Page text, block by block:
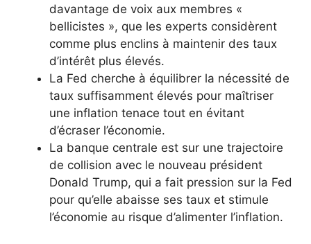
davantage de voix aux membres «
bellicistes », que les experts considèrent
comme plus enclins à maintenir des taux
d’intérêt plus élevés.
La Fed cherche à équilibrer la nécessité de
taux suffisamment élevés pour maîtriser
une inflation tenace tout en évitant
d’écraser l’économie.
La banque centrale est sur une trajectoire
de collision avec le nouveau président
Donald Trump, qui a fait pression sur la Fed
pour qu’elle abaisse ses taux et stimule
l’économie au risque d’alimenter l’inflation.